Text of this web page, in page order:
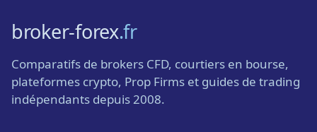
broker-forex.fr
Comparatifs de brokers CFD, courtiers en bourse,
plateformes crypto, Prop Firms et guides de trading
indépendants depuis 2008.